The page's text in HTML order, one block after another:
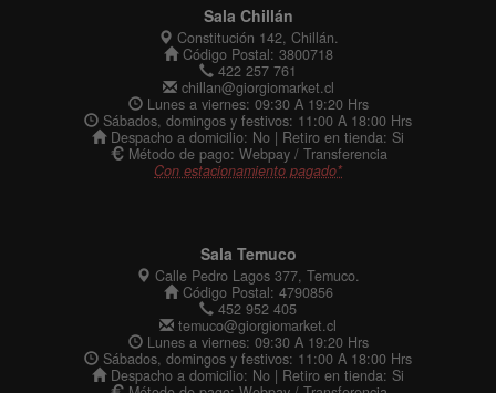
Sala Chillán
Constitución 142, Chillán.
Código Postal: 3800718
422 257 761
chillan@giorgiomarket.cl
Lunes a viernes: 09:30 A 19:20 Hrs
Sábados, domingos y festivos: 11:00 A 18:00 Hrs
Despacho a domicilio: No | Retiro en tienda: Si
Método de pago: Webpay / Transferencia
Con estacionamiento pagado*
Sala Temuco
Calle Pedro Lagos 377, Temuco.
Código Postal: 4790856
452 952 405
temuco@giorgiomarket.cl
Lunes a viernes: 09:30 A 19:20 Hrs
Sábados, domingos y festivos: 11:00 A 18:00 Hrs
Despacho a domicilio: No | Retiro en tienda: Si